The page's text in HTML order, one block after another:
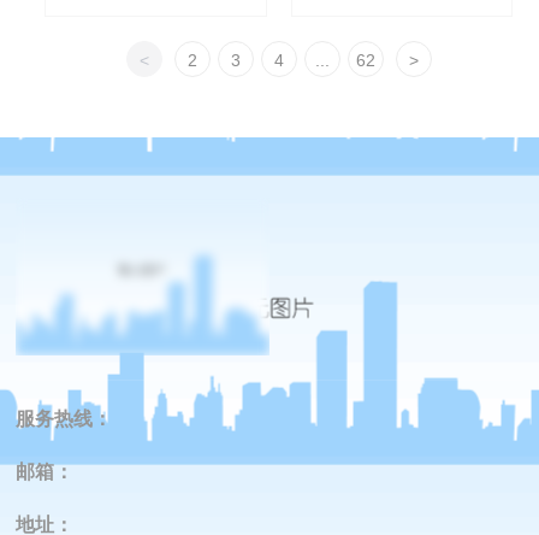
< 2 3 4 62 >
服务热线：
邮箱：
地址 ：